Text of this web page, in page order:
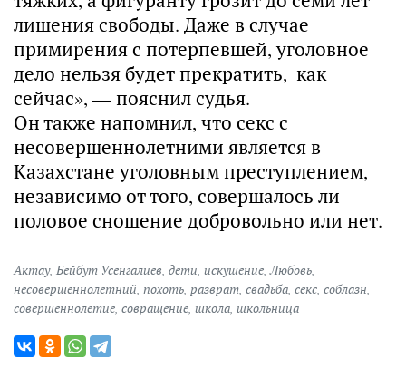
лишения свободы. Даже в случае
примирения с потерпевшей, уголовное
дело нельзя будет прекратить, как
сейчас», — пояснил судья.
Он также напомнил, что секс с
несовершеннолетними является в
Казахстане уголовным преступлением,
независимо от того, совершалось ли
половое сношение добровольно или нет.
Актау, Бейбут Усенгалиев, дети, искушение,Любовь,
несовершеннолетний, похоть, разврат, свадьба, секс, соблазн,
совершеннолетие, совращение, школа, школьница